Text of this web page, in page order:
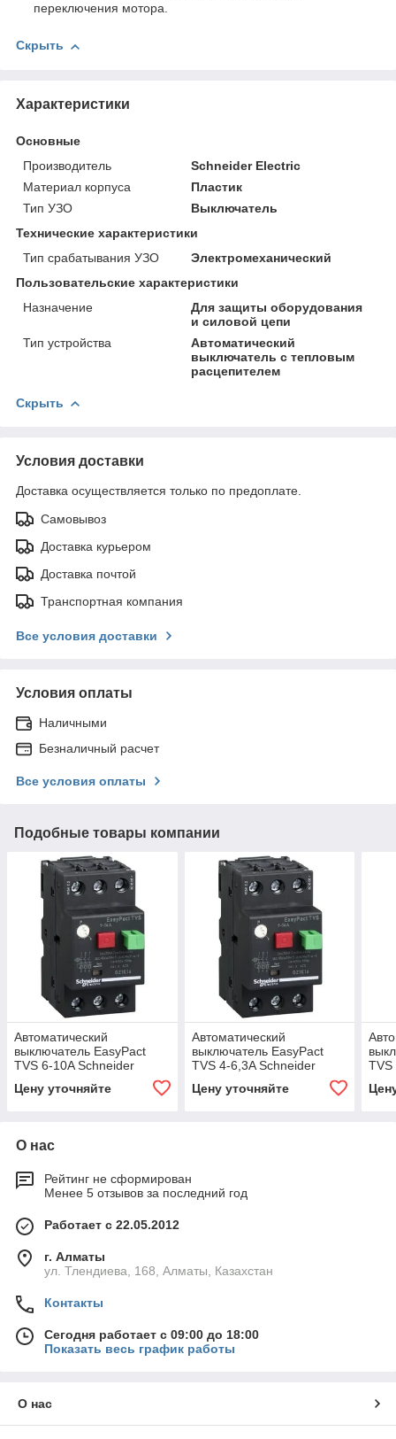
переключения мотора.
Скрыть
Характеристики
Основные
Производитель
Schneider Electric
Материал корпуса
Пластик
Тип УЗО
Выключатель
Технические характеристики
Тип срабатывания УЗО
Электромеханический
Пользовательские характеристики
Назначение
Для защиты оборудования
и силовой цепи
Тип устройства
Автоматический
выключатель с тепловым
расцепителем
Скрыть
Условия доставки
Доставка осуществляется только по предоплате.
Самовывоз
Доставка курьером
Доставка почтой
Транспортная компания
Все условия доставки
Условия оплаты
Наличными
Безналичный расчет
Все условия оплаты
Подобные товары компании
Автоматический
выключатель EasyPact
TVS 6-10A Schneider
Цену уточняйте
Автоматический
выключатель EasyPact
TVS 4-6,3A Schneider
Цену уточняйте
TVS
О нас
Рейтинг не сформирован
Менее 5 отзывов за последний год
Работает с 22.05.2012
г. Алматы
ул. Тлендиева, 168, Алматы, Казахстан
Контакты
Сегодня работает с 09:00 до 18:00
Показать весь график работы
О нас